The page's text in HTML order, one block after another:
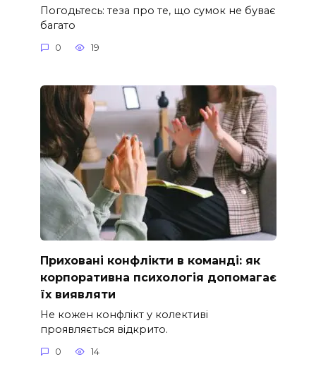
Погодьтесь: теза про те, що сумок не буває
багато
0 19
Приховані конфлікти в команді: як
корпоративна психологія допомагає
їх виявляти
Не кожен конфлікт у колективі
проявляється відкрито.
0 14